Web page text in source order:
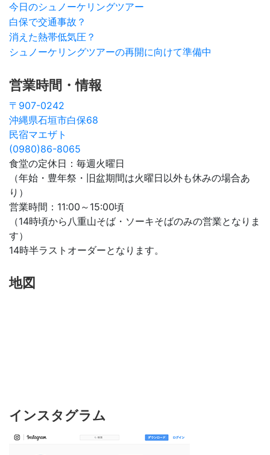
今日のシュノーケリングツアー
白保で交通事故？
消えた熱帯低気圧？
シュノーケリングツアーの再開に向けて準備中
営業時間・情報
〒907-0242
沖縄県石垣市白保68
民宿マエザト
(0980)86-8065
食堂の定休日：毎週火曜日
（年始・豊年祭・旧盆期間は火曜日以外も休みの場合あ
り）
営業時間：11:00～15:00頃
（14時頃から八重山そば・ソーキそばのみの営業となりま
す）
14時半ラストオーダーとなります。
地図
インスタグラム